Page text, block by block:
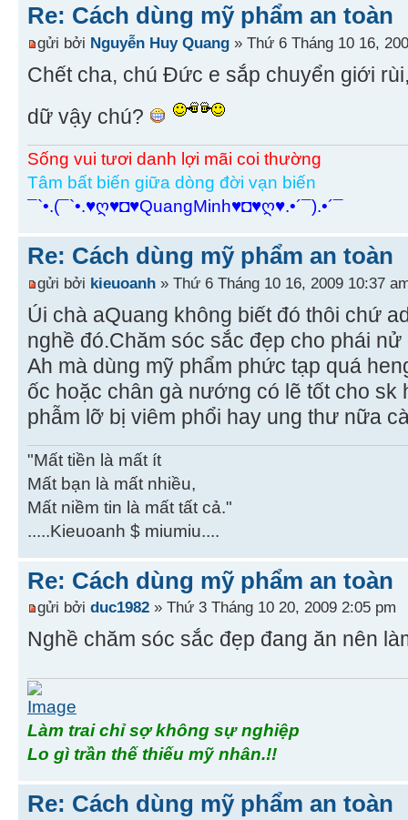
Re: Cách dùng mỹ phẩm an toàn
gửi bởi Nguyễn Huy Quang » Thứ 6 Tháng 10 16,
Chết cha, chú Đức e sắp chuyển giới
dữ vậy chú?
Sống vui tươi danh lợi mãi coi thường
Tâm bất biến giữa dòng đời vạn biến
¯`•.(¯`•.♥ღ♥◘♥QuangMinh♥◘♥ღ♥.•´¯).•´¯
Re: Cách dùng mỹ phẩm an toàn
gửi bởi kieuoanh » Thứ 6 Tháng 10 16, 2009 10:37
Úi chà aQuang không biết đó thôi chứ
nghề đó.Chăm sóc sắc đẹp cho phái nử
Ah mà dùng mỹ phẩm phức tạp quá
ốc hoặc chân gà nướng có lẽ tốt cho sk
phẫm lỡ bị viêm phổi hay ung thư nữa
"Mất tiền là mất ít
Mất bạn là mất nhiều,
Mất niềm tin là mất tất cả."
.....Kieuoanh $ miumiu....
Re: Cách dùng mỹ phẩm an toàn
gửi bởi duc1982 » Thứ 3 Tháng 10 20, 2009 2:05 pm
Nghề chăm sóc sắc đẹp đang ăn nên
Làm trai chỉ sợ không sự nghiệp
Lo gì trần thế thiếu mỹ nhân.!!
Re: Cách dùng mỹ phẩm an toàn